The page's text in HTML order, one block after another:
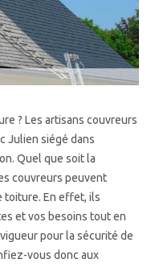
? Les artisans couvreurs
Julien siégé dans
Quel que soit la
couvreurs peuvent
toiture. En effet, ils
et vos besoins tout en
pour la sécurité de
vous donc aux